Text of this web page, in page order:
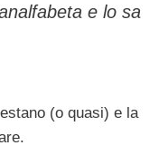
e lo sa
(o quasi) e la